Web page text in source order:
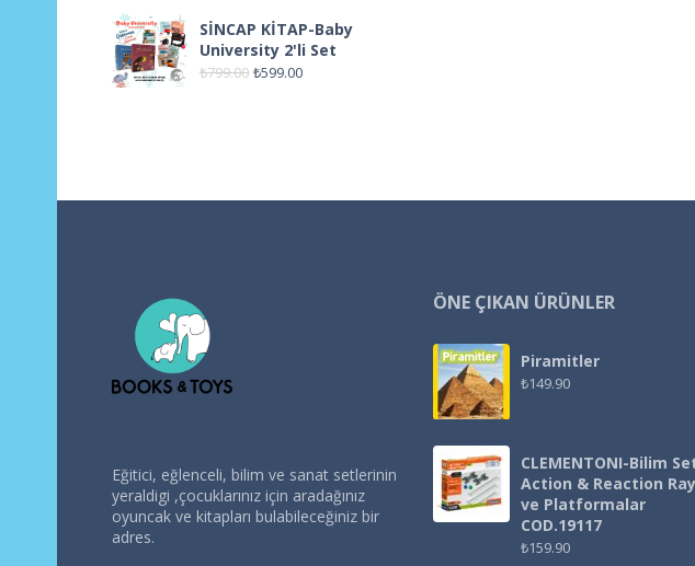
SİNCAP KİTAP-Baby
University 2'li Set
₺799.00 ₺599.00
Eğitici, eğlenceli, bilim ve sanat setlerinin
yeraldigi ,çocuklarınız için aradağınız
oyuncak ve kitapları bulabileceğiniz bir
adres.
ÖNE ÇIKAN ÜRÜNLER
Piramitler
₺149.90
CLEMENTONI-Bilim
Action & Reaction
ve Platformalar
COD.19117
₺159.90